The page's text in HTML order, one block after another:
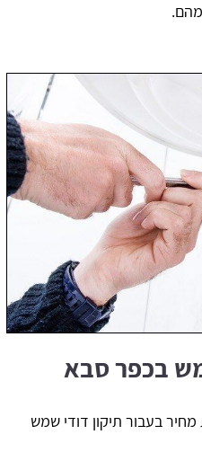
מהם.
בכפר סבא
בעבור תיקון דודי שמש